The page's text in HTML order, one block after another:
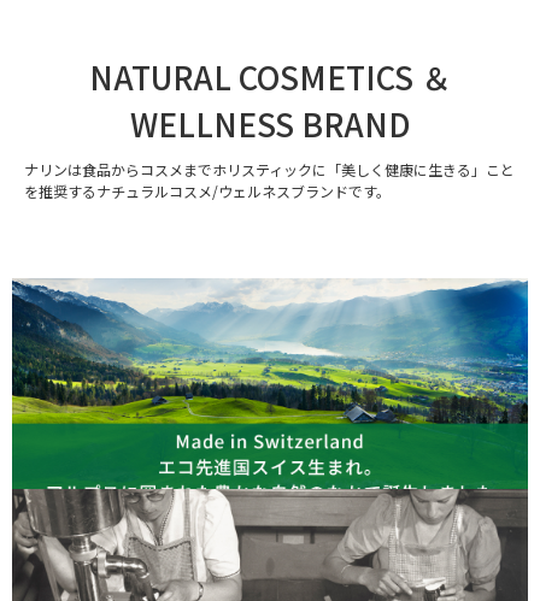
NATURAL COSMETICS ＆
WELLNESS BRAND
ナリンは食品からコスメまでホリスティックに「美しく健康に生きる」こと
を推奨するナチュラルコスメ/ウェルネスブランドです。